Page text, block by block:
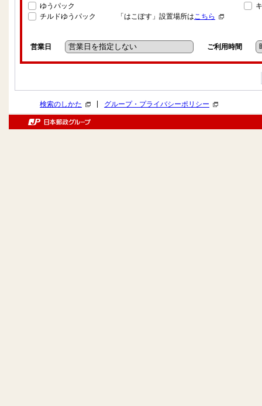
ゆうパック
チルドゆうパック
「はこぽす」設置場所はこちら
営業日 ご利用時間
検索のしかた グループ・プライバシーポリシー